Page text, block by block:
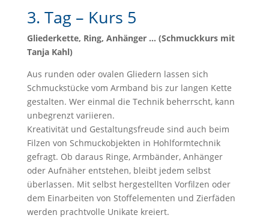
3. Tag – Kurs 5
Gliederkette, Ring, Anhänger … (Schmuckkurs mit
Tanja Kahl)
Aus runden oder ovalen Gliedern lassen sich
Schmuckstücke vom Armband bis zur langen Kette
gestalten. Wer einmal die Technik beherrscht, kann
unbegrenzt variieren.
Kreativität und Gestaltungsfreude sind auch beim
Filzen von Schmuckobjekten in Hohlformtechnik
gefragt. Ob daraus Ringe, Armbänder, Anhänger
oder Aufnäher entstehen, bleibt jedem selbst
überlassen. Mit selbst hergestellten Vorfilzen oder
dem Einarbeiten von Stoffelementen und Zierfäden
werden prachtvolle Unikate kreiert.